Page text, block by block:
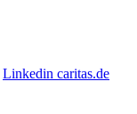
Linkedin caritas.de